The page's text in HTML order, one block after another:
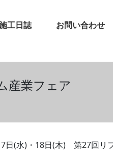
工日誌 お問い合わせ
産業フェア
日(水)・18日(木) 第27回リ